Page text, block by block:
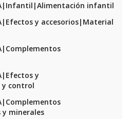
infantil
y accesorios|Material
y
y control
minerales